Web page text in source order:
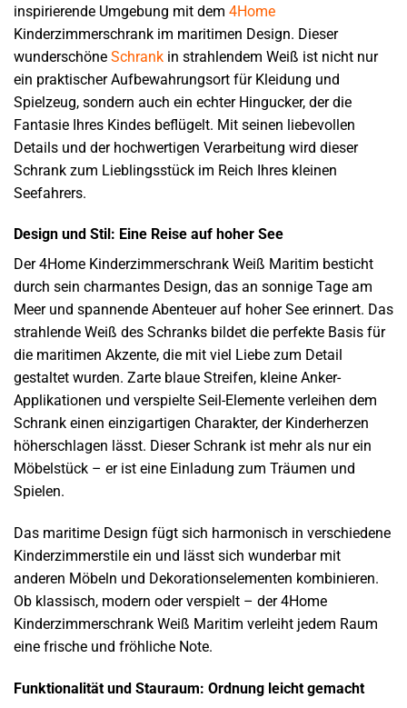
inspirierende Umgebung mit dem 4Home
Kinderzimmerschrank im maritimen Design. Dieser
wunderschöne Schrank in strahlendem Weiß ist nicht nur
ein praktischer Aufbewahrungsort für Kleidung und
Spielzeug, sondern auch ein echter Hingucker, der die
Fantasie Ihres Kindes beflügelt. Mit seinen liebevollen
Details und der hochwertigen Verarbeitung wird dieser
Schrank zum Lieblingsstück im Reich Ihres kleinen
Seefahrers.
Design und Stil: Eine Reise auf hoher See
Der 4Home Kinderzimmerschrank Weiß Maritim besticht
durch sein charmantes Design, das an sonnige Tage am
Meer und spannende Abenteuer auf hoher See erinnert. Das
strahlende Weiß des Schranks bildet die perfekte Basis für
die maritimen Akzente, die mit viel Liebe zum Detail
gestaltet wurden. Zarte blaue Streifen, kleine Anker-
Applikationen und verspielte Seil-Elemente verleihen dem
Schrank einen einzigartigen Charakter, der Kinderherzen
höherschlagen lässt. Dieser Schrank ist mehr als nur ein
Möbelstück – er ist eine Einladung zum Träumen und
Spielen.
Das maritime Design fügt sich harmonisch in verschiedene
Kinderzimmerstile ein und lässt sich wunderbar mit
anderen Möbeln und Dekorationselementen kombinieren.
Ob klassisch, modern oder verspielt – der 4Home
Kinderzimmerschrank Weiß Maritim verleiht jedem Raum
eine frische und fröhliche Note.
Funktionalität und Stauraum: Ordnung leicht gemacht